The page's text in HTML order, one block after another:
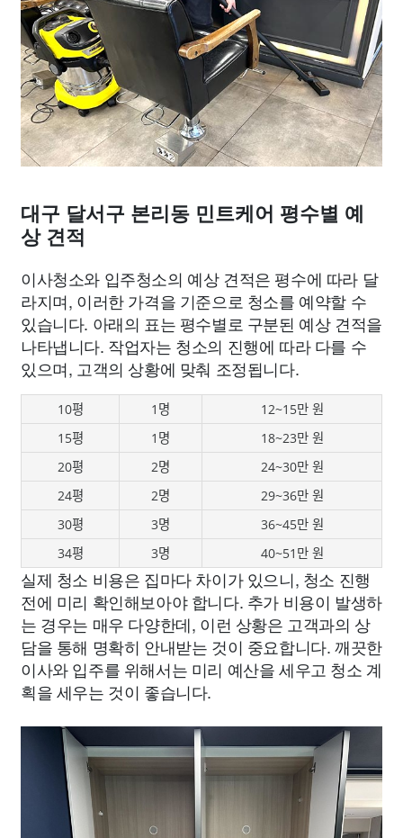
대구 달서구 본리동 민트케어 평수별 예
상 견적
이사청소와 입주청소의 예상 견적은 평수에 따라 달
라지며, 이러한 가격을 기준으로 청소를 예약할 수
있습니다. 아래의 표는 평수별로 구분된 예상 견적을
나타냅니다. 작업자는 청소의 진행에 따라 다를 수
있으며, 고객의 상황에 맞춰 조정됩니다.
10평 1명
12~15만 원
15평
1명
18~23만 원
20평
2명
24~30만 원
24평
2명
29~36만 원
30평
3명
36~45만 원
34평
3명 40~51만 원
실제 청소 비용은 집마다 차이가 있으니, 청소 진행
전에 미리 확인해보아야 합니다. 추가 비용이 발생하
는 경우는 매우 다양한데, 이런 상황은 고객과의 상
담을 통해 명확히 안내받는 것이 중요합니다. 깨끗한
이사와 입주를 위해서는 미리 예산을 세우고 청소 계
획을 세우는 것이 좋습니다.